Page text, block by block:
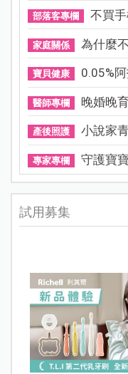
部落客專欄 不買
家庭關係 為什麼
寶貝健康 0.05%
醫師專欄 晚婚晚
產後照護 小說家
專家專欄 守護寶
試用募集